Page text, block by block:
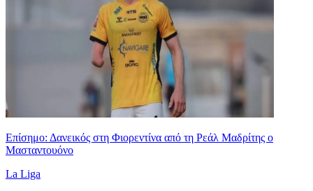
Επίσημο: Δανεικός στη Φιορεντίνα από τη Ρεάλ Μαδρίτης ο
Μασταντουόνο
La Liga